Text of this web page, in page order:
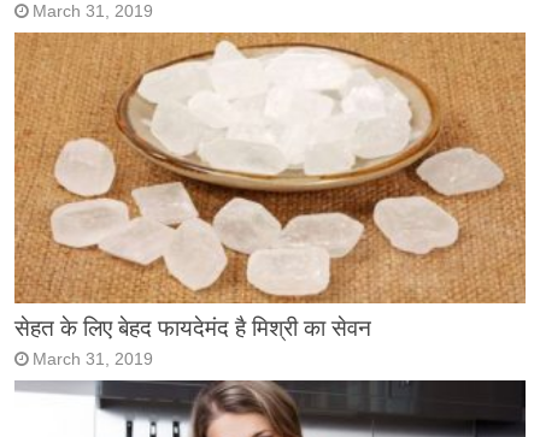
March 31, 2019
सेहत के लिए बेहद फायदेमंद है मिश्री का सेवन
March 31, 2019